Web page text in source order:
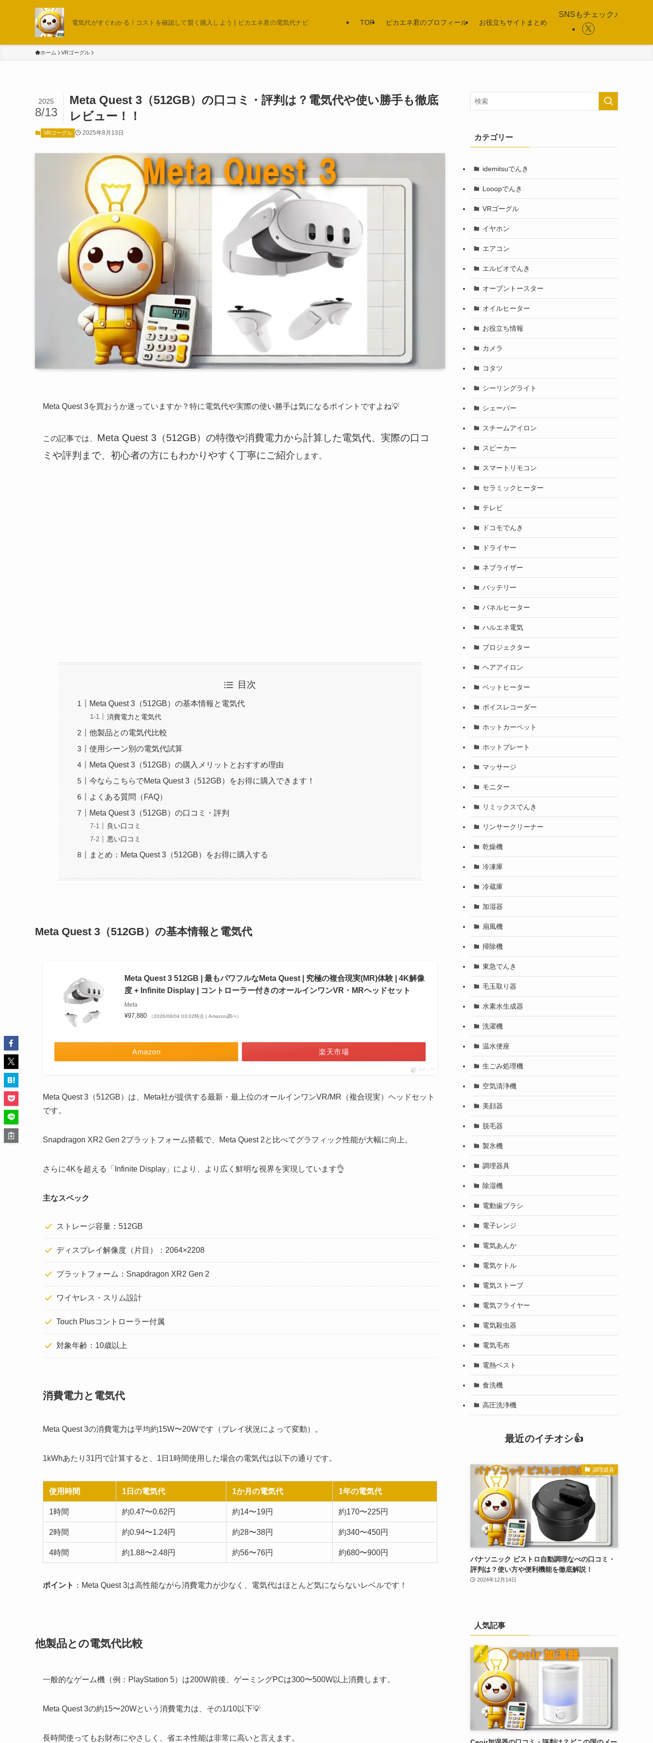
電気代がすぐわかる！コストを確認して賢く購入しよう | ピカエネ君の電気代ナビ TOP ピカエネ君のプロフィール お役立ちサイトまとめ
SNSもチェック♪
ホーム VRゴーグル
Meta Quest 3（512GB）の口コミ・評判は？電気代や使い勝手も徹底
レビュー！！
2025
8/13
VRゴーグル 2025年8月13日
Meta Quest 3を買おうか迷っていますか？特に電気代や実際の使い勝手は気になるポイントですよね💡
この記事では、 Meta Quest 3（512GB）の特徴や消費電力から計算した電気代、実際の口コ
ミや評判まで、初心者の方にもわかりやすく丁寧にご紹介 します。
目次
Meta Quest 3（512GB）の基本情報と電気代
消費電力と電気代
他製品との電気代比較
使用シーン別の電気代試算
Meta Quest 3（512GB）の購入メリットとおすすめ理由
今ならこちらでMeta Quest 3（512GB）をお得に購入できます！
よくある質問（FAQ）
Meta Quest 3（512GB）の口コミ・評判
良い口コミ
悪い口コミ
まとめ：Meta Quest 3（512GB）をお得に購入する
Meta Quest 3（512GB）の基本情報と電気代
Meta Quest 3 512GB | 最もパワフルなMeta Quest | 究極の複合現実(MR)体験 | 4K解像
度 + Infinite Display | コントローラー付きのオールインワンVR・MRヘッドセット
Meta
¥97,880 （2026/08/04 03:02時点 | Amazon調べ）
Amazon 楽天市場
ポチップ
Meta Quest 3（512GB）は、Meta社が提供する最新・最上位のオールインワンVR/MR（複合現実）ヘッドセット
です。
Snapdragon XR2 Gen 2プラットフォーム搭載で、Meta Quest 2と比べてグラフィック性能が大幅に向上。
さらに4Kを超える「Infinite Display」により、より広く鮮明な視界を実現しています👌
主なスペック
ストレージ容量：512GB
ディスプレイ解像度（片目）：2064×2208
プラットフォーム：Snapdragon XR2 Gen 2
ワイヤレス・スリム設計
Touch Plusコントローラー付属
対象年齢：10歳以上
消費電力と電気代
Meta Quest 3の消費電力は平均約15W〜20Wです（プレイ状況によって変動）。
1kWhあたり31円で計算すると、1日1時間使用した場合の電気代は以下の通りです。
使用時間 1日の電気代 1か月の電気代 1年の電気代
1時間 約0.47〜0.62円 約14〜19円 約170〜225円
2時間 約0.94〜1.24円 約28〜38円 約340〜450円
4時間 約1.88〜2.48円 約56〜76円 約680〜900円
ポイント ：Meta Quest 3は高性能ながら消費電力が少なく、電気代はほとんど気にならないレベルです！
他製品との電気代比較
一般的なゲーム機（例：PlayStation 5）は200W前後、ゲーミングPCは300〜500W以上消費します。
Meta Quest 3の約15〜20Wという消費電力は、その1/10以下💡
長時間使ってもお財布にやさしく、省エネ性能は非常に高いと言えます。
カテゴリー
idemitsuでんき
Looopでんき
VRゴーグル
イヤホン
エアコン
エルピオでんき
オーブントースター
オイルヒーター
お役立ち情報
カメラ
コタツ
シーリングライト
シェーバー
スチームアイロン
スピーカー
スマートリモコン
セラミックヒーター
テレビ
ドコモでんき
ドライヤー
ネブライザー
バッテリー
パネルヒーター
ハルエネ電気
プロジェクター
ヘアアイロン
ペットヒーター
ボイスレコーダー
ホットカーペット
ホットプレート
マッサージ
モニター
リミックスでんき
リンサークリーナー
乾燥機
冷凍庫
冷蔵庫
加湿器
扇風機
掃除機
東急でんき
毛玉取り器
水素水生成器
洗濯機
温水便座
生ごみ処理機
空気清浄機
美顔器
脱毛器
製氷機
調理器具
除湿機
電動歯ブラシ
電子レンジ
電気あんか
電気ケトル
電気ストーブ
電気フライヤー
電気殺虫器
電気毛布
電熱ベスト
食洗機
高圧洗浄機
最近のイチオシ👍
調理器具
パナソニック ビストロ自動調理なべの口コミ・
評判は？使い方や便利機能を徹底解説！
2024年12月14日
人気記事